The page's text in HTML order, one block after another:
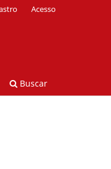
Buscar
Acesso